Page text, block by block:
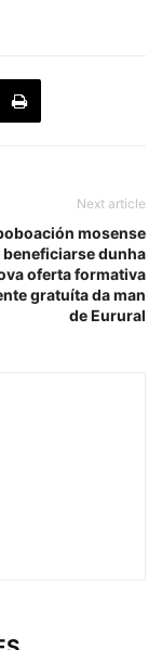
Next article
mosense
dunha
oferta formativa
gratuíta da man
de Eurural